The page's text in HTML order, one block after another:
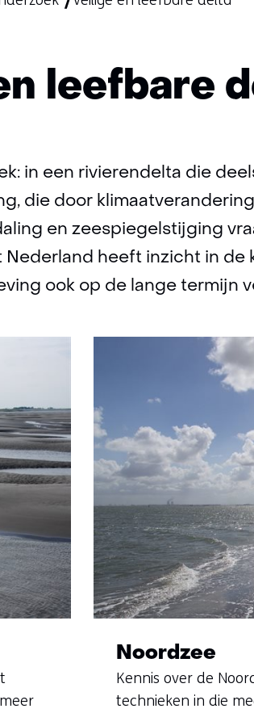
leefbare
in een rivierendelta die
die door
en zeespiegelstijging
heeft inzicht in de
ook op de lange termijn
Noordzee
Kennis over de
technieken in die